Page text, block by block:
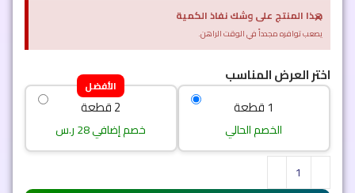
هذا المنتج على وشك نفاذ الكمية
يصعب توافره مجدداً في الوقت الراهن.
×
اختر العرض المناسب
1 قطعة
الخصم الحالي
الأفضل
2 قطعة
خصم إضافي 28 ر.س